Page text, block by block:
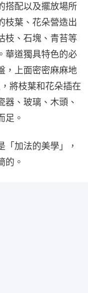
搭配以及擺放場所
枝葉、花朵營造出
枝、石塊、青苔等
華道獨具特色的必
，上面密密麻麻地
將枝葉和花朵插在
器、玻璃、木頭、
足。
加法的美學」，
的。